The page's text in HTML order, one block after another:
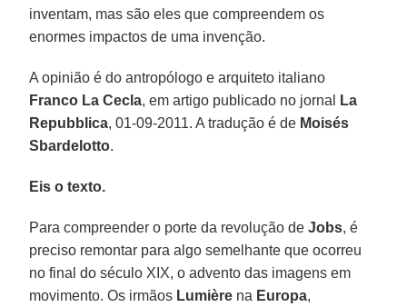
inventam, mas são eles que compreendem os
enormes impactos de uma invenção.
A opinião é do antropólogo e arquiteto italiano
Franco La Cecla, em artigo publicado no jornal
La
Repubblica, 01-09-2011. A tradução é de Moisés
Sbardelotto.
Eis o texto.
Para compreender o porte da revolução deJobs, é
preciso remontar para algo semelhante que ocorreu
no final do século XIX, o advento das imagens em
movimento. Os irmãos Lumière na Europa,